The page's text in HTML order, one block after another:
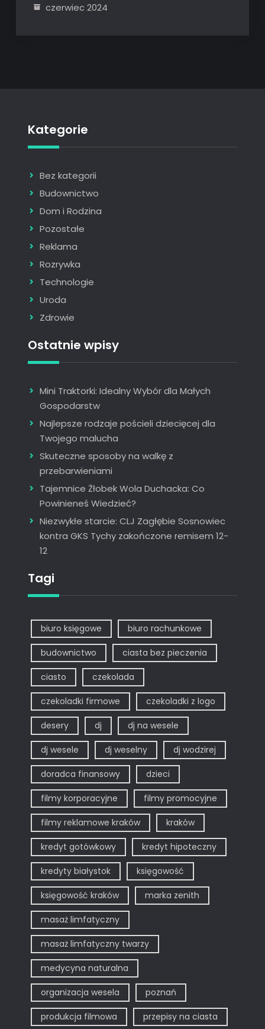
czerwiec 2024
Kategorie
Bez kategorii
Budownictwo
Dom i Rodzina
Pozostałe
Reklama
Rozrywka
Technologie
Uroda
Zdrowie
Ostatnie wpisy
Mini Traktorki: Idealny Wybór dla Małych
Gospodarstw
Najlepsze rodzaje pościeli dziecięcej dla
Twojego malucha
Skuteczne sposoby na walkę z
przebarwieniami
Tajemnice Żłobek Wola Duchacka: Co
Powinieneś Wiedzieć?
Niezwykłe starcie: CLJ Zagłębie Sosnowiec
kontra GKS Tychy zakończone remisem 12-
12
Tagi
biuro księgowe biuro rachunkowe
budownictwo ciasta bez pieczenia
ciasto czekolada
czekoladki firmowe czekoladki z logo
desery dj dj na wesele
dj wesele dj weselny dj wodzirej
doradca finansowy dzieci
filmy korporacyjne filmy promocyjne
filmy reklamowe kraków kraków
kredyt gotówkowy kredyt hipoteczny
kredyty białystok księgowość
księgowość kraków marka zenith
masaż limfatyczny
masaż limfatyczny twarzy
medycyna naturalna
organizacja wesela poznań
produkcja filmowa przepisy na ciasta